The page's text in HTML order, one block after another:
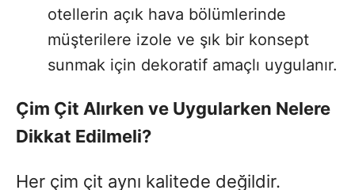
otellerin açık hava bölümlerinde
müşterilere izole ve şık bir konsept
sunmak için dekoratif amaçlı uygulanır.
Çim Çit Alırken ve Uygularken Nelere
Dikkat Edilmeli?
Her çim çit aynı kalitede değildir.